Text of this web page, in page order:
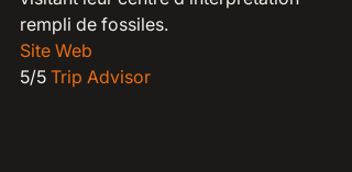
rempli de fossiles.
Site Web
5/5 Trip Advisor